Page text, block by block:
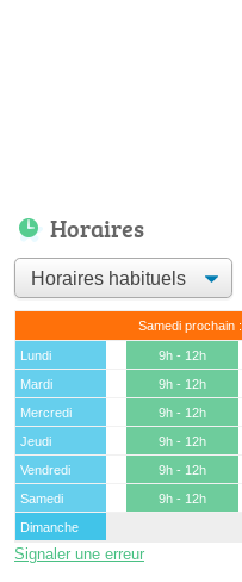
Horaires
Samedi prochain :
Lundi 9h - 12h
Mardi
9h - 12h
Mercredi
9h - 12h
Jeudi
9h - 12h
Vendredi
9h - 12h
Samedi
9h - 12h
Dimanche
Signaler une erreur